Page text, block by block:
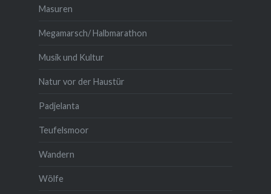
Masuren
Megamarsch/ Halbmarathon
Musik und Kultur
Natur vor der Haustür
Padjelanta
Teufelsmoor
Wandern
Wölfe